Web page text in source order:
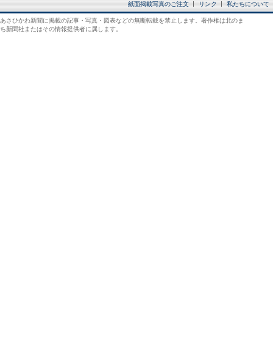
紙面掲載写真のご注文 リンク 私たちについて
あさひかわ新聞に掲載の記事・写真・図表などの無断転載を禁止します。著作権は北のま
ち新聞社またはその情報提供者に属します。